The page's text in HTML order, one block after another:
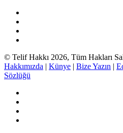
© Telif Hakkı 2026, Tüm Hakları
Hakkımızda | Künye | Bize Yazın |
Sözlüğü